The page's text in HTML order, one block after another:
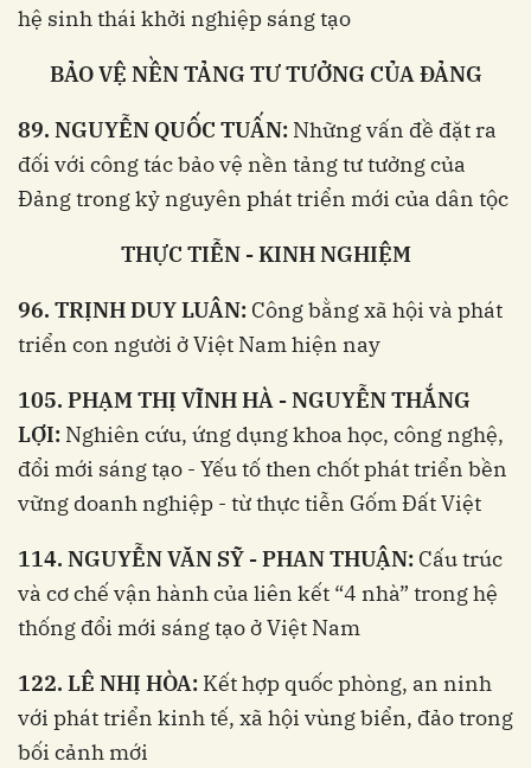
hệ sinh thái khởi nghiệp sáng tạo
BẢO VỆ NỀN TẢNG TƯ TƯỞNG CỦA ĐẢNG
89. NGUYỄN QUỐC TUẤN: Những vấn đề đặt ra
đối với công tác bảo vệ nền tảng tư tưởng của
Đảng trong kỷ nguyên phát triển mới của dân tộc
THỰC TIỄN - KINH NGHIỆM
96. TRỊNH DUY LUÂN: Công bằng xã hội và phát
triển con người ở Việt Nam hiện nay
105. PHẠM THỊ VĨNH HÀ - NGUYỄN THẮNG
LỢI: Nghiên cứu, ứng dụng khoa học, công nghệ,
đổi mới sáng tạo - Yếu tố then chốt phát triển bền
vững doanh nghiệp - từ thực tiễn Gốm Đất Việt
114. NGUYỄN VĂN SỸ - PHAN THUẬN: Cấu trúc
và cơ chế vận hành của liên kết “4 nhà” trong hệ
thống đổi mới sáng tạo ở Việt Nam
122. LÊ NHỊ HÒA: Kết hợp quốc phòng, an ninh
với phát triển kinh tế, xã hội vùng biển, đảo trong
bối cảnh mới